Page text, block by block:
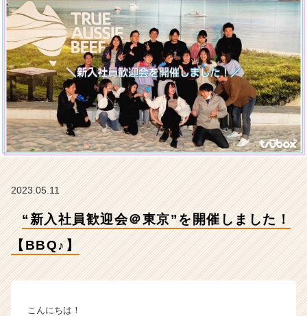
た！
【B
B
Q
♪】
【有
限
会
社
ツ
ー
の
ラ
2023.05.11
“新入社員歓迎会＠東京”を開催しました！
【BBQ♪】
こんにちは！